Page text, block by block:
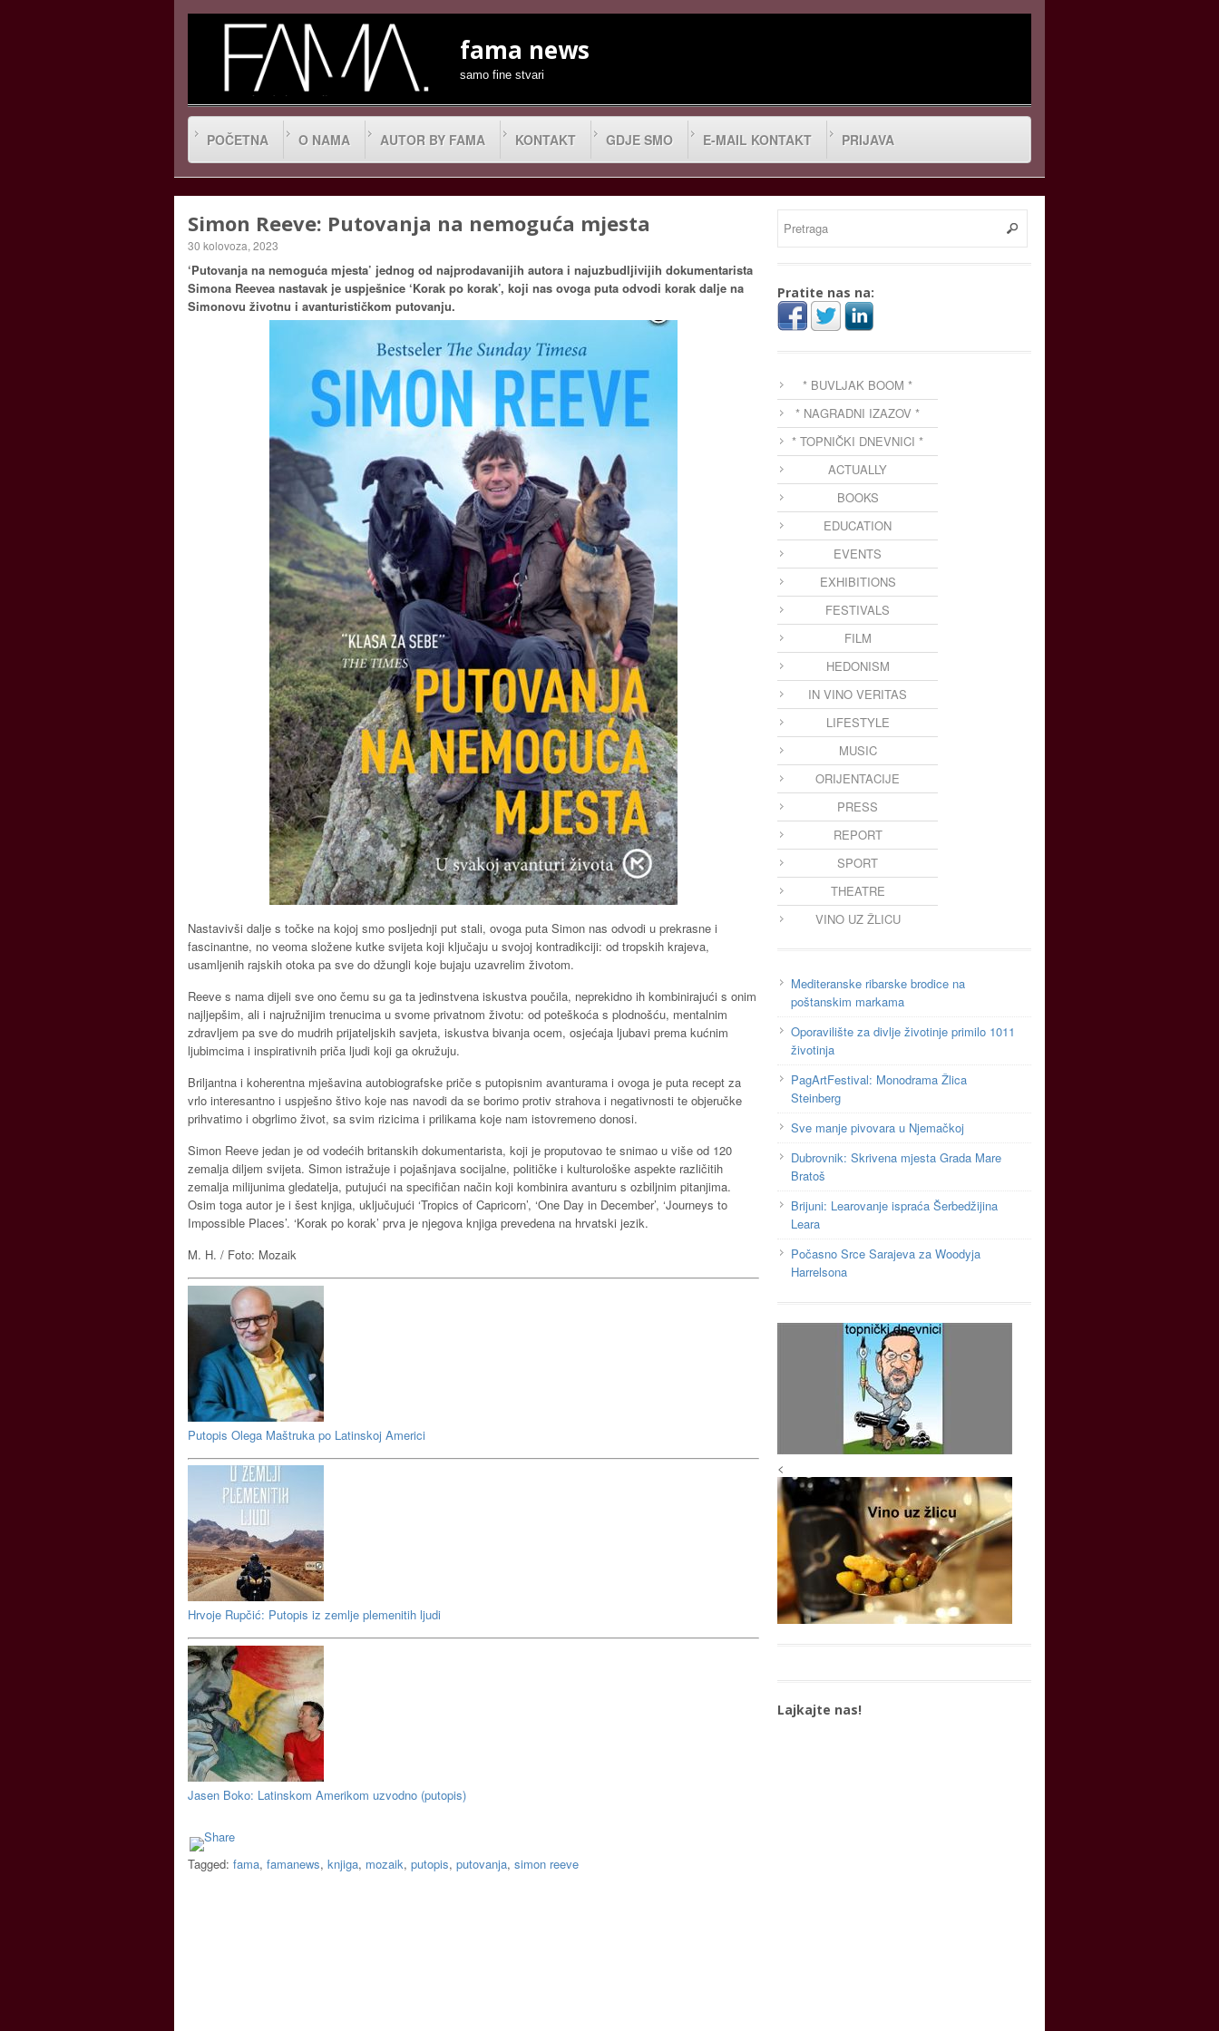
fama news
samo fine stvari
POČETNA O NAMA AUTOR BY FAMA KONTAKT GDJE SMO E-MAIL KONTAKT PRIJAVA
Simon Reeve: Putovanja na nemoguća mjesta
30 kolovoza, 2023
‘Putovanja na nemoguća mjesta’ jednog od najprodavanijih autora i najuzbudljivijih dokumentarista
Simona Reevea nastavak je uspješnice ‘Korak po korak’, koji nas ovoga puta odvodi korak dalje na
Simonovu životnu i avanturističkom putovanju.
Nastavivši dalje s točke na kojoj smo posljednji put stali, ovoga puta Simon nas odvodi u prekrasne i
fascinantne, no veoma složene kutke svijeta koji ključaju u svojoj kontradikciji: od tropskih krajeva,
usamljenih rajskih otoka pa sve do džungli koje bujaju uzavrelim životom.
Reeve s nama dijeli sve ono čemu su ga ta jedinstvena iskustva poučila, neprekidno ih kombinirajući s onim
najljepšim, ali i najružnijim trenucima u svome privatnom životu: od poteškoća s plodnošću, mentalnim
zdravljem pa sve do mudrih prijateljskih savjeta, iskustva bivanja ocem, osjećaja ljubavi prema kućnim
ljubimcima i inspirativnih priča ljudi koji ga okružuju.
Briljantna i koherentna mješavina autobiografske priče s putopisnim avanturama i ovoga je puta recept za
vrlo interesantno i uspješno štivo koje nas navodi da se borimo protiv strahova i negativnosti te objeručke
prihvatimo i obgrlimo život, sa svim rizicima i prilikama koje nam istovremeno donosi.
Simon Reeve jedan je od vodećih britanskih dokumentarista, koji je proputovao te snimao u više od 120
zemalja diljem svijeta. Simon istražuje i pojašnjava socijalne, političke i kulturološke aspekte različitih
zemalja milijunima gledatelja, putujući na specifičan način koji kombinira avanturu s ozbiljnim pitanjima.
Osim toga autor je i šest knjiga, uključujući ‘Tropics of Capricorn’, ‘One Day in December’, ‘Journeys to
Impossible Places’. ‘Korak po korak’ prva je njegova knjiga prevedena na hrvatski jezik.
M. H. / Foto: Mozaik
Putopis Olega Maštruka po Latinskoj Americi
Hrvoje Rupčić: Putopis iz zemlje plemenitih ljudi
Jasen Boko: Latinskom Amerikom uzvodno (putopis)
Tagged: fama, famanews, knjiga, mozaik, putopis, putovanja, simon reeve
Pratite nas na:
* BUVLJAK BOOM *
* NAGRADNI IZAZOV *
* TOPNIČKI DNEVNICI *
ACTUALLY
BOOKS
EDUCATION
EVENTS
EXHIBITIONS
FESTIVALS
FILM
HEDONISM
IN VINO VERITAS
LIFESTYLE
MUSIC
ORIJENTACIJE
PRESS
REPORT
SPORT
THEATRE
VINO UZ ŽLICU
Mediteranske ribarske brodice na
poštanskim markama
Oporavilište za divlje životinje primilo 1011
životinja
PagArtFestival: Monodrama Žlica
Steinberg
Sve manje pivovara u Njemačkoj
Dubrovnik: Skrivena mjesta Grada Mare
Bratoš
Brijuni: Learovanje ispraća Šerbedžijina
Leara
Počasno Srce Sarajeva za Woodyja
Harrelsona
<
Lajkajte nas!